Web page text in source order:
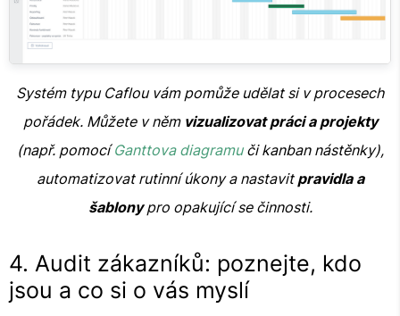
Systém typu Caflou vám pomůže udělat si v procesech
pořádek. Můžete v něm vizualizovat práci a projekty
(např. pomocíGanttova diagramuči kanban nástěnky),
automatizovat rutinní úkony a nastavit pravidla a
šablonypro opakující se činnosti.
4. Audit zákazníků: poznejte, kdo
jsou a co si o vás myslí